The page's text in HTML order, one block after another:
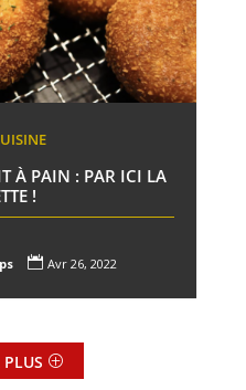
À PAIN : PAR ICI LA
!
 Avr 26, 2022
PLUS